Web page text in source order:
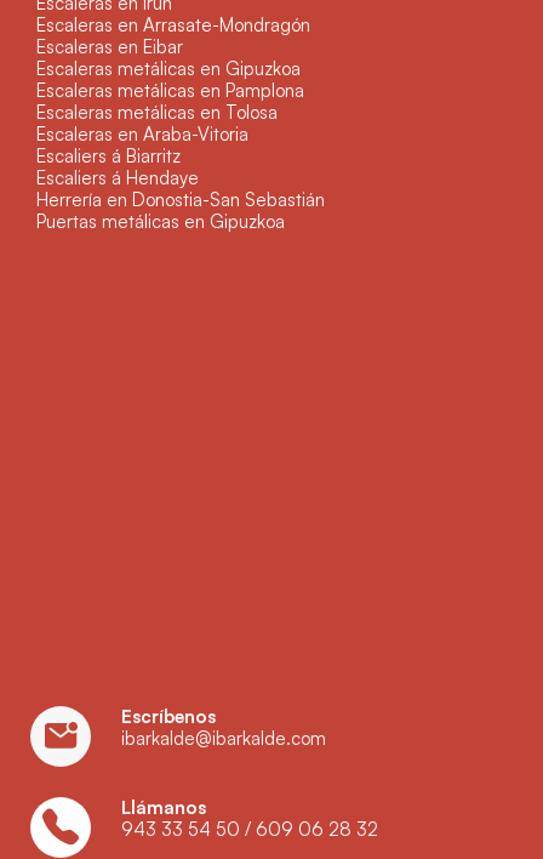
Escaleras en Arrasate-Mondragón
Escaleras en Eibar
Escaleras metálicas en Gipuzkoa
Escaleras metálicas en Pamplona
Escaleras metálicas en Tolosa
Escaleras en Araba-Vitoria
Escaliers á Biarritz
Escaliers á Hendaye
Herrería en Donostia-San Sebastián
Puertas metálicas en Gipuzkoa
Escríbenos
ibarkalde@ibarkalde.com
Llámanos
943 33 54 50 / 609 06 28 32